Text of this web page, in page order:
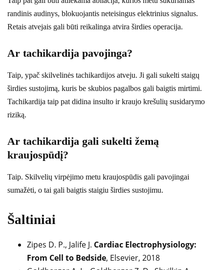
randinis audinys, blokuojantis neteisingus elektrinius signalus.
Retais atvejais gali būti reikalinga atvira širdies operacija.
Ar tachikardija pavojinga?
Taip, ypač skilvelinės tachikardijos atveju. Ji gali sukelti staigų
širdies sustojimą, kuris be skubios pagalbos gali baigtis mirtimi.
Tachikardija taip pat didina insulto ir kraujo krešulių susidarymo
riziką.
Ar tachikardija gali sukelti žemą
kraujospūdį?
Taip. Skilvelių virpėjimo metu kraujospūdis gali pavojingai
sumažėti, o tai gali baigtis staigiu širdies sustojimu.
Šaltiniai
Zipes D. P., Jalife J. Cardiac Electrophysiology:
From Cell to Bedside, Elsevier, 2018